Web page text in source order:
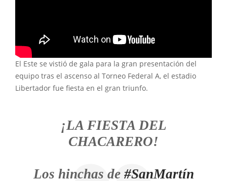
El Este se vistió de gala para la gran presentación del
equipo tras el ascenso al Torneo Federal A, el estadio
Libertador fue fiesta en el gran triunfo.
¡LA FIESTA DEL
CHACARERO!
Los hinchas de #SanMartín